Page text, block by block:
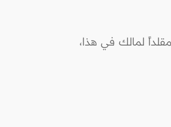
لمالك في هذا،